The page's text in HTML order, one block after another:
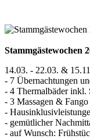
Stammgästewochen
14.03. - 22.03. &
- 7 Übernachtungen
- 4 Thermalbäder inkl.
- 3 Massagen &
-
- gemütlicher
- auf Wunsch: